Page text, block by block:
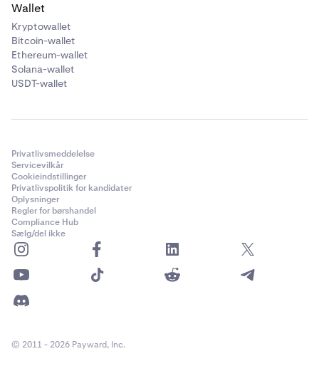
Wallet
Kryptowallet
Bitcoin-wallet
Ethereum-wallet
Solana-wallet
USDT-wallet
Privatlivsmeddelelse
Servicevilkår
Cookieindstillinger
Privatlivspolitik for kandidater
Oplysninger
Regler for børshandel
Compliance Hub
Sælg/del ikke
© 2011 - 2026 Payward, Inc.